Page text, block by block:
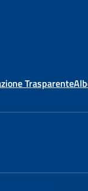
Trasparente